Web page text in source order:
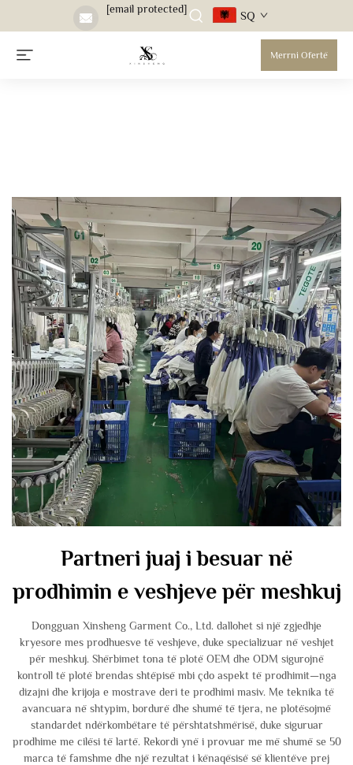
[email protected] SQ
Merrni Ofertë
Partneri juaj i besuar në
prodhimin e veshjeve për meshkuj
Dongguan Xinsheng Garment Co., Ltd. dallohet si një zgjedhje
kryesore mes prodhuesve të veshjeve, duke specializuar në veshjet
për meshkuj. Shërbimet tona të plotë OEM dhe ODM sigurojnë
kontroll të plotë brendas shtëpisë mbi çdo aspekt të prodhimit—nga
dizajni dhe krijoja e mostrave deri te prodhimi masiv. Me teknika të
avancuara në shtypim, bordurë dhe shumë të tjera, ne plotësojmë
standardet ndërkombëtare të përshtatshmërisë, duke siguruar
prodhime me cilësi të lartë. Rekordi ynë i provuar me më shumë se 50
marca të famshme dhe një rezultat i kënaqësisë së klientëve prej